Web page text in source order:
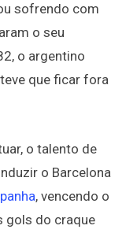
sofrendo com
o seu
o argentino
que ficar fora
o talento de
o Barcelona
, vencendo o
gols do craque